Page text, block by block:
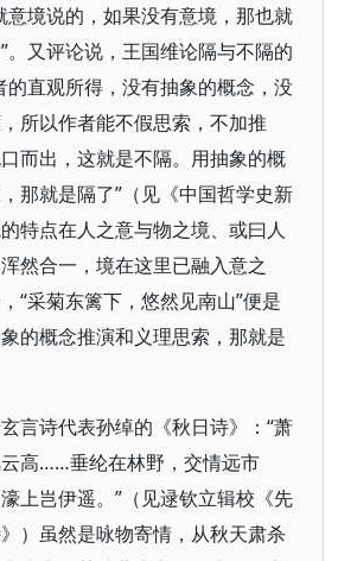
意境说的，如果没有意境，那也就
。又评论说，王国维论隔与不隔的
的直观所得，没有抽象的概念，没
所以作者能不假思索，不加推
而出，这就是不隔。用抽象的概
那就是隔了”（见《中国哲学史新
特点在人之意与物之境、或曰人
然合一，境在这里已融入意之
“采菊东篱下，悠然见南山”便是
的概念推演和义理思索，那就是
言诗代表孙绰的《秋日诗》：“萧
高……垂纶在林野，交情远市
上岂伊遥。”（见逯钦立辑校《先
）虽然是咏物寄情，从秋天肃杀